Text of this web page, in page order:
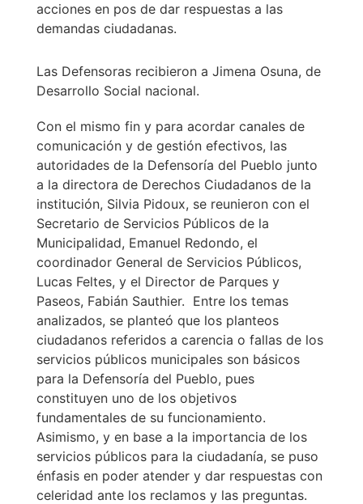
acciones en pos de dar respuestas a las
demandas ciudadanas.
Las Defensoras recibieron a Jimena Osuna, de
Desarrollo Social nacional.
Con el mismo fin y para acordar canales de
comunicación y de gestión efectivos, las
autoridades de la Defensoría del Pueblo junto
a la directora de Derechos Ciudadanos de la
institución, Silvia Pidoux, se reunieron con el
Secretario de Servicios Públicos de la
Municipalidad, Emanuel Redondo, el
coordinador General de Servicios Públicos,
Lucas Feltes, y el Director de Parques y
Paseos, Fabián Sauthier. Entre los temas
analizados, se planteó que los planteos
ciudadanos referidos a carencia o fallas de los
servicios públicos municipales son básicos
para la Defensoría del Pueblo, pues
constituyen uno de los objetivos
fundamentales de su funcionamiento.
Asimismo, y en base a la importancia de los
servicios públicos para la ciudadanía, se puso
énfasis en poder atender y dar respuestas con
celeridad ante los reclamos y las preguntas.